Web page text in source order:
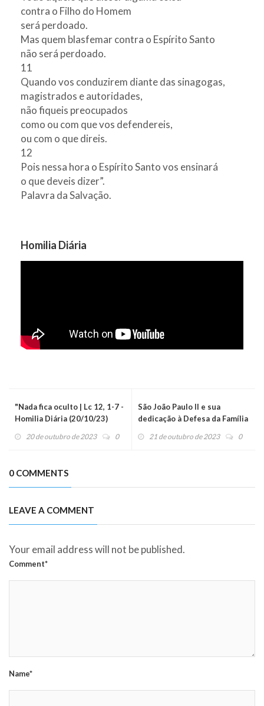
contra o Filho do Homem
será perdoado.
Mas quem blasfemar contra o Espírito Santo
não será perdoado.
11
Quando vos conduzirem diante das sinagogas,
magistrados e autoridades,
não fiqueis preocupados
como ou com que vos defendereis,
ou com o que direis.
12
Pois nessa hora o Espírito Santo vos ensinará
o que deveis dizer”.
Palavra da Salvação.
Homilia Diária
"Nada fica oculto | Lc 12, 1-7 -
Homilia Diária (20/10/23)
20 de outubro de 2023 0
São João Paulo II e sua
dedicação à Defesa da Família
21 de outubro de 2023 0
0 COMMENTS
LEAVE A COMMENT
Your email address will not be published.
Comment*
Name*